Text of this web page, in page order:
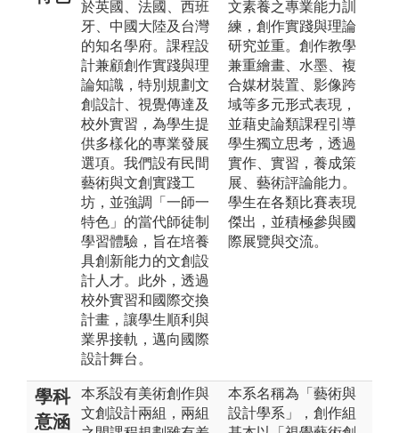
於英國、法國、西班
牙、中國大陸及台灣
的知名學府。課程設
計兼顧創作實踐與理
論知識，特別規劃文
創設計、視覺傳達及
校外實習，為學生提
供多樣化的專業發展
選項。我們設有民間
藝術與文創實踐工
坊，並強調「一師一
特色」的當代師徒制
學習體驗，旨在培養
具創新能力的文創設
計人才。此外，透過
校外實習和國際交換
計畫，讓學生順利與
業界接軌，邁向國際
設計舞台。
文素養之專業能力訓
練，創作實踐與理論
研究並重。創作教學
兼重繪畫、水墨、複
合媒材裝置、影像跨
域等多元形式表現，
並藉史論類課程引導
學生獨立思考，透過
實作、實習，養成策
展、藝術評論能力。
學生在各類比賽表現
傑出，並積極參與國
際展覽與交流。
學科
意涵
本系設有美術創作與
文創設計兩組，兩組
本系名稱為「藝術與
設計學系」，創作組